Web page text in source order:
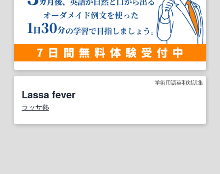
学術用語英和対訳集
Lassa fever
ラッサ熱